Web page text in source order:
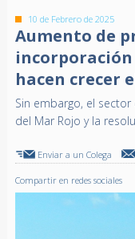
10 de Febrero de 2025
Aumento de
incorporación
hacen crecer
Sin embargo, el
del Mar Rojo y la
Enviar a un Colega
Compartir en redes sociales